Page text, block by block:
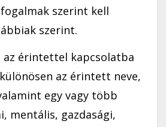
szerint kell
szerint.
az érintettel kapcsolatba
az érintett neve,
egy vagy több
mentális, gazdasági,